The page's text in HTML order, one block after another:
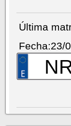
Última
Fecha:23/